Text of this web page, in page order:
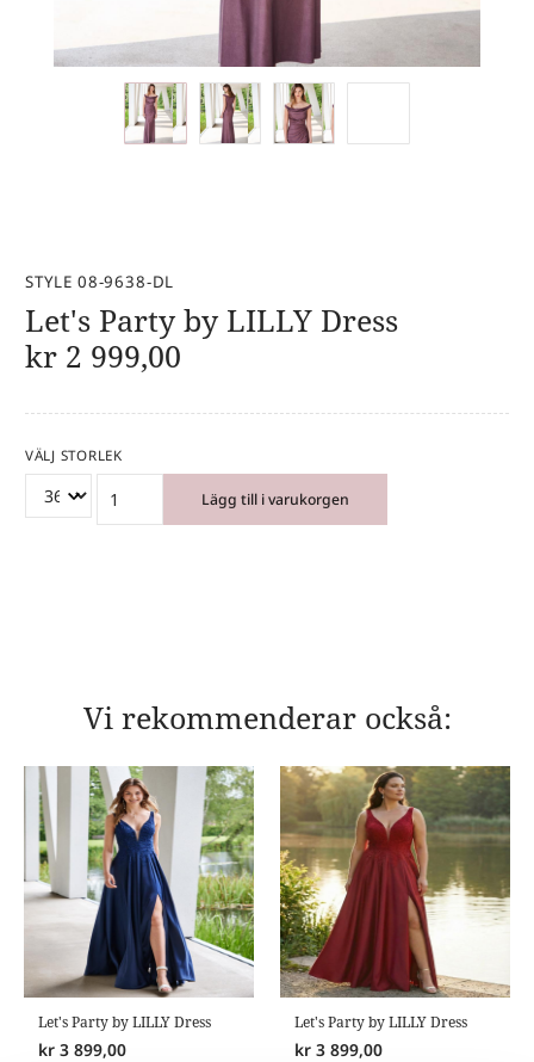
STYLE 08-9638-DL
Let's Party by LILLY Dress
kr 2 999,00
VÄLJ STORLEK
Lägg till i varukorgen
Vi rekommenderar också:
Let's Party by LILLY Dress
kr 3 899,00
Let's Party by LILLY Dress
kr 3 899,00